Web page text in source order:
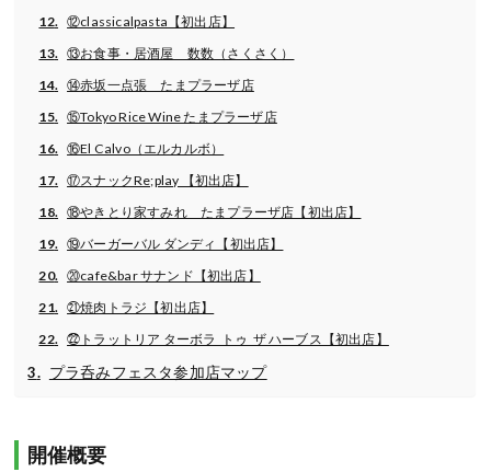
⑫classicalpasta【初出店】
⑬お食事・居酒屋 数数（さくさく）
⑭赤坂一点張 たまプラーザ店
⑮Tokyo Rice Wine たまプラーザ店
⑯El Calvo（エルカルボ）
⑰スナックRe;play 【初出店】
⑱やきとり家すみれ たまプラーザ店【初出店】
⑲バーガーバル ダンディ【初出店】
⑳cafe&bar サナンド【初出店】
㉑焼肉トラジ【初出店】
㉒トラットリア ターボラ トゥ ザ ハーブス【初出店】
プラ呑みフェスタ参加店マップ
開催概要